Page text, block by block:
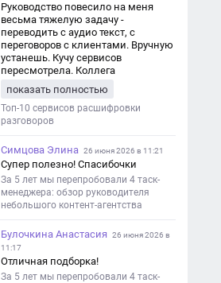
Руководство повесило на меня
весьма тяжелую задачу -
переводить с аудио текст, с
переговоров с клиентами. Вручную
устанешь. Кучу сервисов
пересмотрела. Коллега
хорошо переводит. Мало
редактировать по итогу. Советую.
показать полностью
Топ-10 сервисов расшифровки
разговоров
Симцова Элина 26 июня 2026 в 11:21
Супер полезно! Спасибочки
За 5 лет мы перепробовали 4 таск-
менеджера: обзор руководителя
небольшого контент-агентства
Булочкина Анастасия
26 июня 2026 в
11:17
Отличная подборка!
За 5 лет мы перепробовали 4 таск-